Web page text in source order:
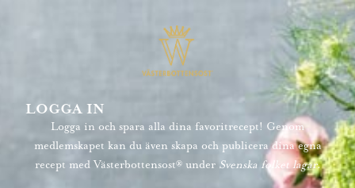
LOGGA IN
Logga in och spara alla dina favoritrecept! Genom
medlemskapet kan du även skapa och publicera dina egna
recept med Västerbottensost® under Svenska folket lagar.